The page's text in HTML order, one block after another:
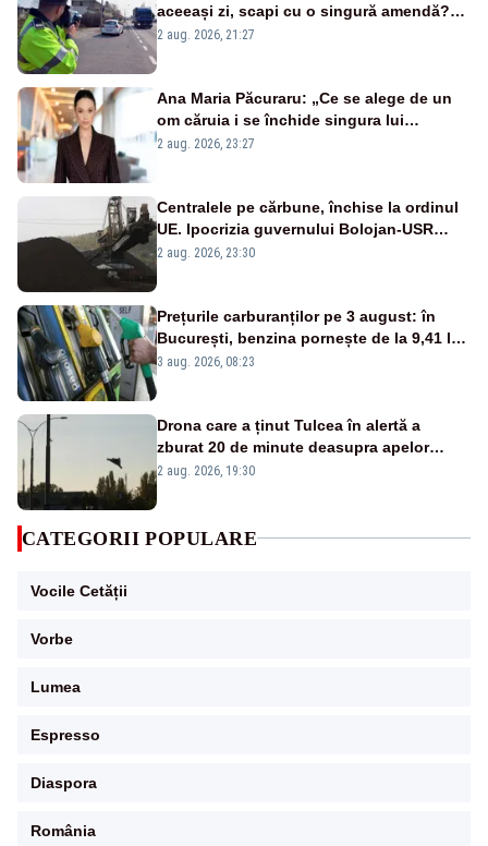
aceeași zi, scapi cu o singură amendă?
Ce spune legea
2 aug. 2026, 21:27
Ana Maria Păcuraru: „Ce se alege de un
om căruia i se închide singura lui
portiță?”
2 aug. 2026, 23:27
Centralele pe cărbune, închise la ordinul
UE. Ipocrizia guvernului Bolojan-USR
după starea de alertă
2 aug. 2026, 23:30
Prețurile carburanților pe 3 august: în
București, benzina pornește de la 9,41 lei,
iar motorina de la 10,57 lei pe litru
3 aug. 2026, 08:23
Drona care a ținut Tulcea în alertă a
zburat 20 de minute deasupra apelor
României. Au fost ridicate două F-16
2 aug. 2026, 19:30
CATEGORII POPULARE
Vocile Cetății
Vorbe
Lumea
Espresso
Diaspora
România